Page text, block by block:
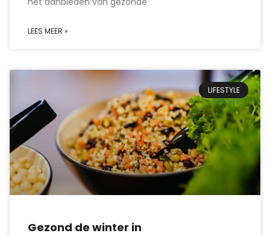
LEES MEER »
LIFESTYLE
Gezond de winter in